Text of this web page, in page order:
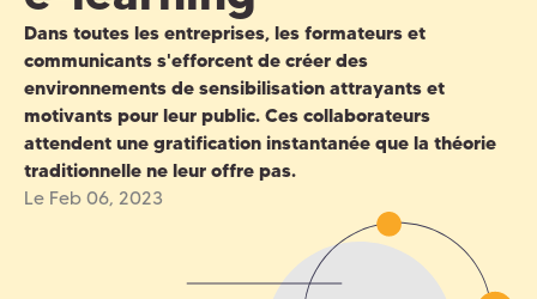
Dans toutes les entreprises, les formateurs et
communicants s'efforcent de créer des
environnements de sensibilisation attrayants et
motivants pour leur public. Ces collaborateurs
attendent une gratification instantanée que la théorie
traditionnelle ne leur offre pas.
Le Feb 06, 2023